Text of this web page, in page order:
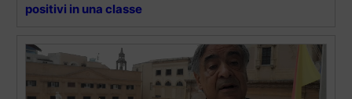
positivi in una classe